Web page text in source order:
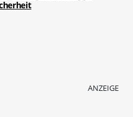
ANZEIGE